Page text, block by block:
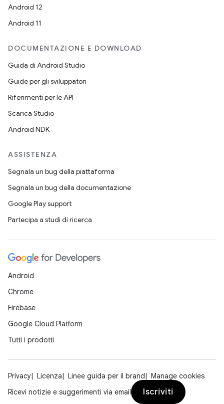
Android 12
Android 11
DOCUMENTAZIONE E DOWNLOAD
Guida di Android Studio
Guide per gli sviluppatori
Riferimenti per le API
Scarica Studio
Android NDK
ASSISTENZA
Segnala un bug della piattaforma
Segnala un bug della documentazione
Google Play support
Partecipa a studi di ricerca
Android
Chrome
Firebase
Google Cloud Platform
Tutti i prodotti
Privacy Licenza Linee guida per il brand
Manage cookies
Ricevi notizie e suggerimenti via email
Iscriviti